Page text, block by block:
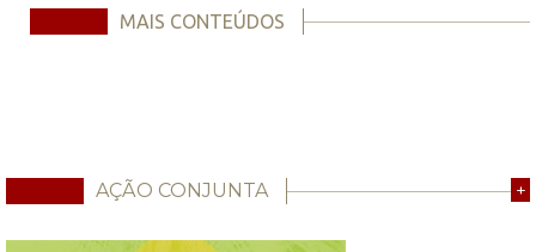
MAIS CONTEÚDOS
AÇÃO CONJUNTA +